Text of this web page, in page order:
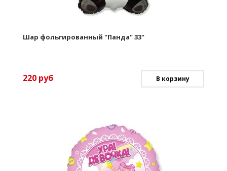
Шар фольгированный "Панда" 33"
220 руб В корзину